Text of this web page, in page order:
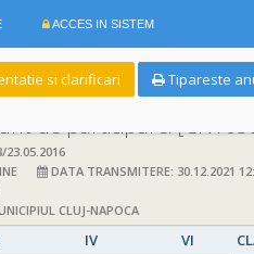
ACCES IN SISTEM
si clarificari Tipareste
de participare:
23.05.2016
DATA TRANSMITERE: 30.12.2021
CLUJ-NAPOCA
IV VI